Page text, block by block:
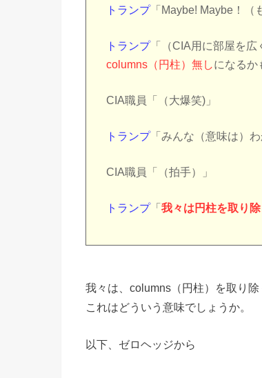
トランプ「Maybe! Maybe！（
トランプ「（CIA用に部屋を広
columns（円柱）無しになるか
CIA職員「（大爆笑)」
トランプ「みんな（意味は）わ
CIA職員「（拍手）」
トランプ「我々は円柱を取り除
我々は、columns（円柱）を取り除
これはどういう意味でしょうか。
以下、ゼロヘッジから